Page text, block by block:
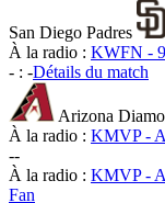
San Diego Padres
À la radio : KWFN -
- : -Détails du match
Arizona
À la radio : KMVP -
--
À la radio : KMVP -
Fan